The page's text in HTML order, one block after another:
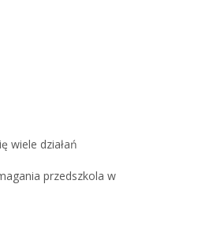
wiele działań
przedszkola w